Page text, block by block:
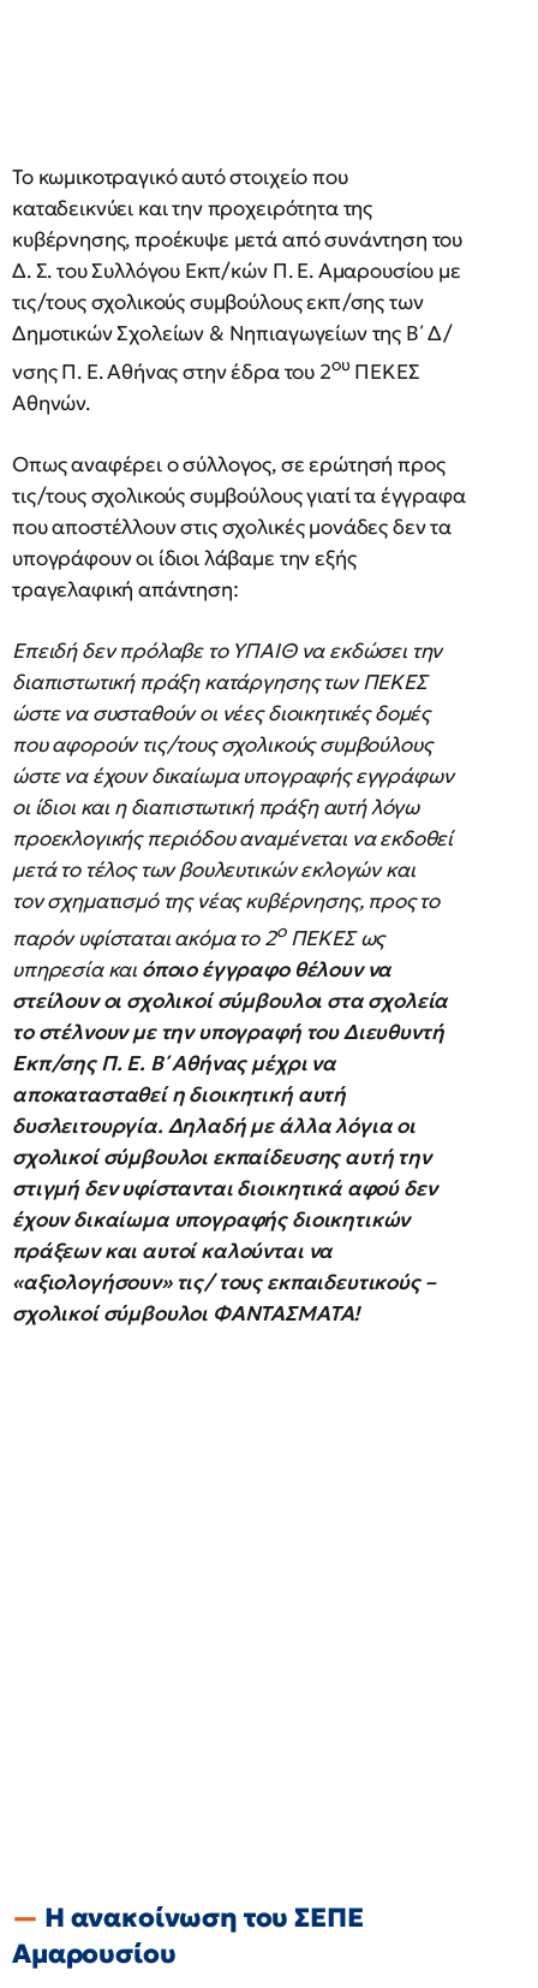
Το κωμικοτραγικό αυτό στοιχείο που
καταδεικνύει και την προχειρότητα της
κυβέρνησης, προέκυψε μετά από συνάντηση του
Δ. Σ. του Συλλόγου Εκπ/κών Π. Ε. Αμαρουσίου με
τις/τους σχολικούς συμβούλους εκπ/σης των
Δημοτικών Σχολείων & Νηπιαγωγείων της Β΄ Δ/
νσης Π. Ε. Αθήνας στην έδρα του 2ου ΠΕΚΕΣ
Αθηνών.
Οπως αναφέρει ο σύλλογος, σε ερώτησή προς
τις/τους σχολικούς συμβούλους γιατί τα έγγραφα
που αποστέλλουν στις σχολικές μονάδες δεν τα
υπογράφουν οι ίδιοι λάβαμε την εξής
τραγελαφική απάντηση:
Επειδή δεν πρόλαβε το ΥΠΑΙΘ να εκδώσει την
διαπιστωτική πράξη κατάργησης των ΠΕΚΕΣ
ώστε να συσταθούν οι νέες διοικητικές δομές
που αφορούν τις/τους σχολικούς συμβούλους
ώστε να έχουν δικαίωμα υπογραφής εγγράφων
οι ίδιοι και η διαπιστωτική πράξη αυτή λόγω
προεκλογικής περιόδου αναμένεται να εκδοθεί
μετά το τέλος των βουλευτικών εκλογών και
τον σχηματισμό της νέας κυβέρνησης, προς το
παρόν υφίσταται ακόμα το 2οΠΕΚΕΣ ως
υπηρεσία και όποιο έγγραφο θέλουν να
στείλουν οι σχολικοί σύμβουλοι στα σχολεία
το στέλνουν με την υπογραφή του Διευθυντή
Εκπ/σης Π. Ε. Β΄ Αθήνας μέχρι να
αποκατασταθεί η διοικητική αυτή
δυσλειτουργία. Δηλαδή με άλλα λόγια οι
σχολικοί σύμβουλοι εκπαίδευσης αυτή την
στιγμή δεν υφίστανται διοικητικά αφού δεν
έχουν δικαίωμα υπογραφής διοικητικών
πράξεων και αυτοί καλούνται να
«αξιολογήσουν» τις/ τους εκπαιδευτικούς –
σχολικοί σύμβουλοι ΦΑΝΤΑΣΜΑΤΑ!
Η ανακοίνωση του ΣΕΠΕ
Αμαρουσίου